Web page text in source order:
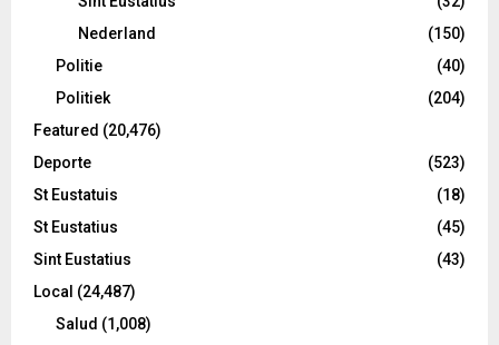
Nederland
(150)
Politie
(40)
Politiek
(204)
Featured (20,476)
Deporte
(523)
St Eustatuis
(18)
St Eustatius
(45)
Sint Eustatius
(43)
Local (24,487)
Salud (1,008)